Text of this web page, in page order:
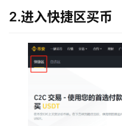
2.进入快捷区买币